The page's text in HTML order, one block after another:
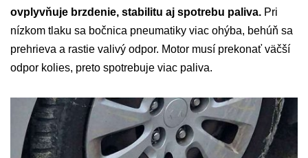
ovplyvňuje brzdenie, stabilitu aj spotrebu paliva. Pri
nízkom tlaku sa bočnica pneumatiky viac ohýba, behúň sa
prehrieva a rastie valivý odpor. Motor musí prekonať väčší
odpor kolies, preto spotrebuje viac paliva.